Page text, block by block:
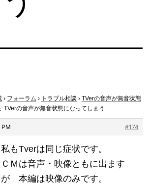
› フォーラム › トラブル相談 › TVerの音声が無音状態
TVerの音声が無音状態になってしまう
PM #174
私もTverは同じ症状です。
ＣＭは音声・映像ともに出ます
が 本編は映像のみです。